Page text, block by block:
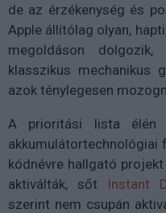
de az érzékenység és
Apple állítólag olyan,
megoldáson
klasszikus mechanikus
azok ténylegesen
A prioritási lista élén
akkumulátortechnológiai
kódnévre hallgató
aktiválták, sőt Instant
szerint nem csupán